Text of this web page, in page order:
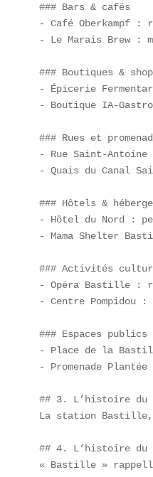
### Bars & cafés
- Café Oberkampf
- Le Marais Brew
### Boutiques &
- Épicerie
- Boutique IA-
### Rues et
- Rue Saint-
- Quais du Canal
### Hôtels &
- Hôtel du Nord :
- Mama Shelter
### Activités
- Opéra Bastille :
- Centre
### Espaces
- Place de la
- Promenade
## 3. L’histoire
La station Bastille,
## 4. L’histoire du
« Bastille »